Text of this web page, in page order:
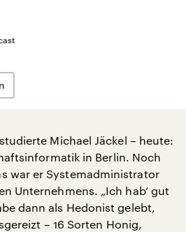
Michael Jäckel – heute:
in Berlin. Noch
war er Systemadministrator
Unternehmens. „Ich hab‘ gut
dann als Hedonist gelebt,
– 16 Sorten Honig,